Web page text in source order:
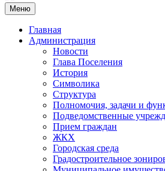
Меню
Главная
Администрация
Новости
Глава Поселения
История
Символика
Структура
Полномочия, задачи и
Подведомственные
Прием граждан
ЖКХ
Городская среда
Градостроительное